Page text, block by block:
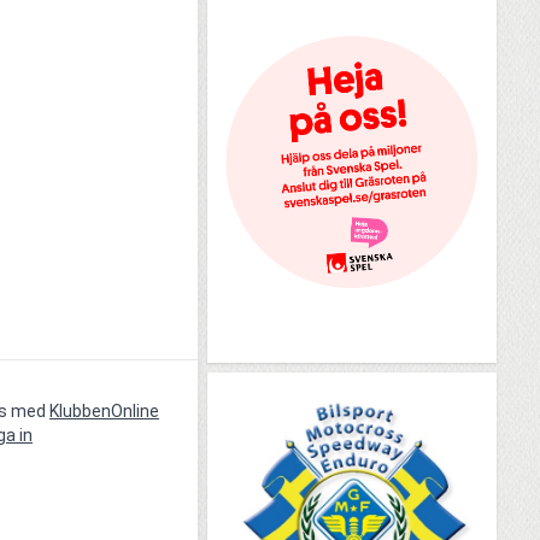
med KlubbenOnline
in